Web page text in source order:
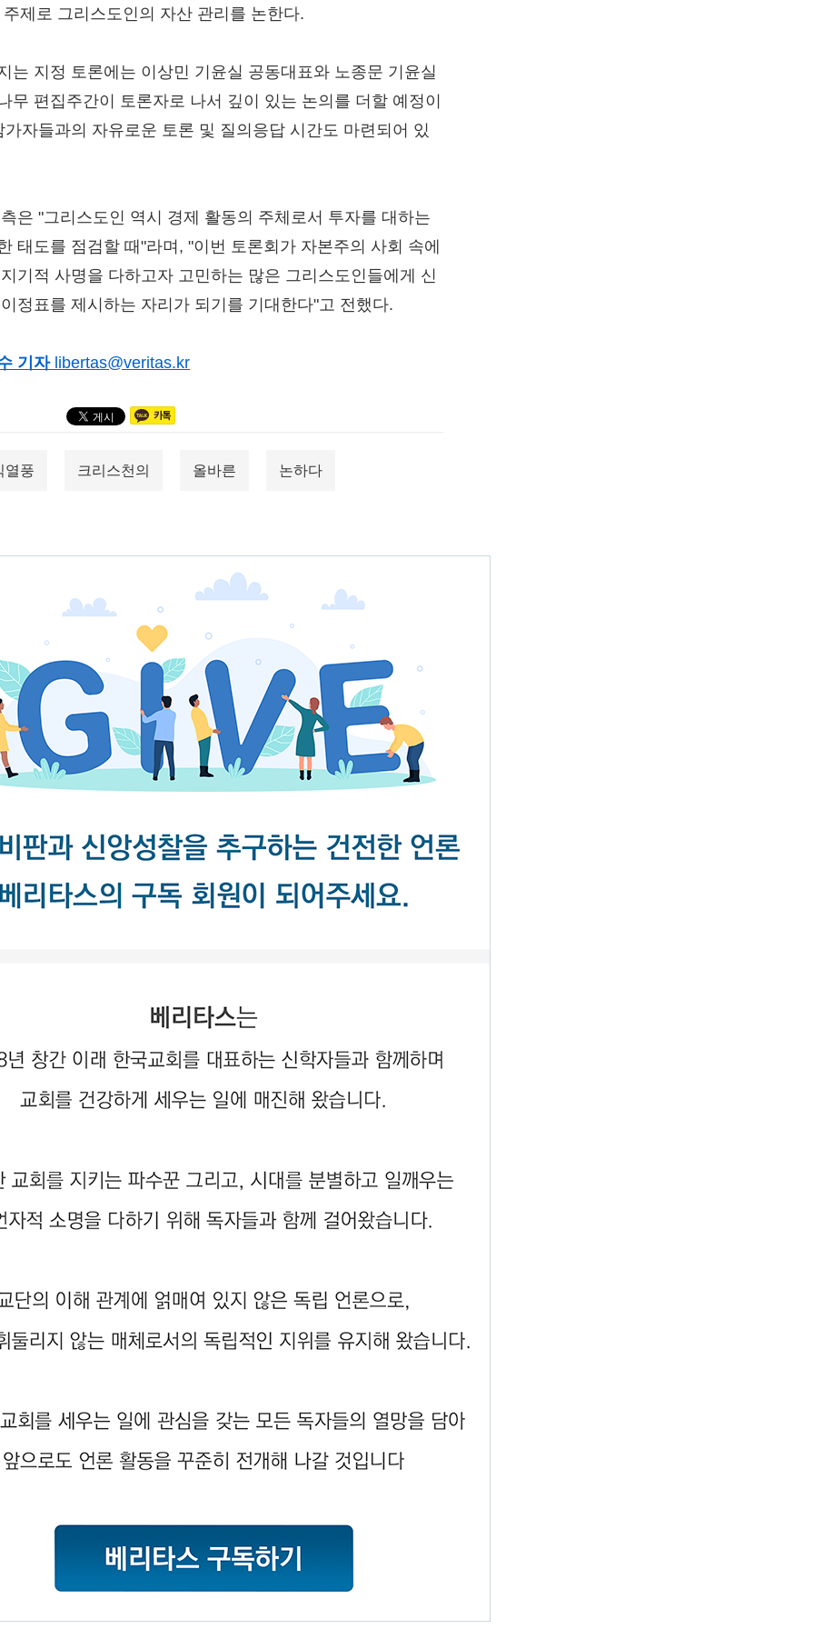
주제로 그리스도인의 자산 관리를 논한다.
는 지정 토론에는 이상민 기윤실 공동대표와 노종문 기윤실
무 편집주간이 토론자로 나서 깊이 있는 논의를 더할 예정이
가자들과의 자유로운 토론 및 질의응답 시간도 마련되어 있
은 "그리스도인 역시 경제 활동의 주체로서 투자를 대하는
태도를 점검할 때"라며, "이번 토론회가 자본주의 사회 속에
기적 사명을 다하고자 고민하는 많은 그리스도인들에게 신
정표를 제시하는 자리가 되기를 기대한다"고 전했다.
기자 libertas@veritas.kr
열풍 크리스천의 올바른 논하다